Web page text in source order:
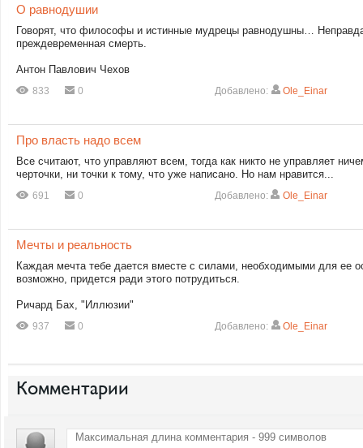
О равнодушии
Говорят, что философы и истинные мудрецы равнодушны…
преждевременная смерть.
Антон Павлович Чехов
833 0 Добавлено: Ole_Einar
Про власть надо всем
Все считают, что управляют всем, тогда как никто не управляет
черточки, ни точки к тому, что уже написано. Но нам нравится...
691 0 Добавлено: Ole_Einar
Мечты и реальность
Каждая мечта тебе дается вместе с силами, необходимыми для ее
возможно, придется ради этого потрудиться.
Ричард Бах, "Иллюзии"
937 0 Добавлено: Ole_Einar
Комментарии